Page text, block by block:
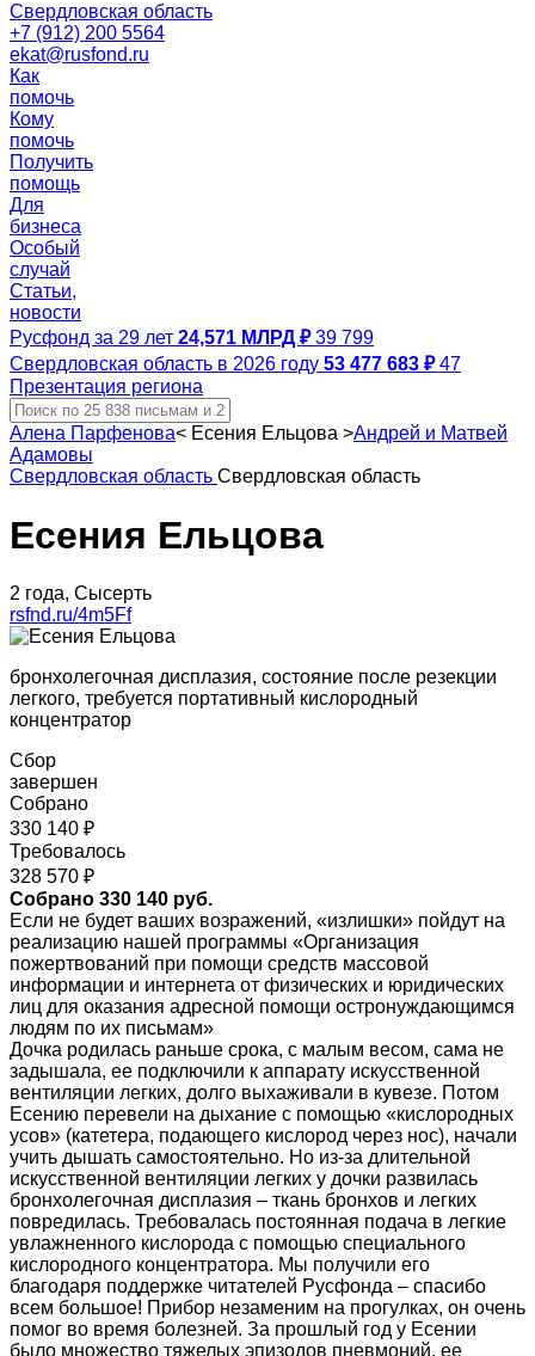
Свердловская область
+7 (912) 200 5564
ekat@rusfond.ru
Как
помочь
Кому
помочь
Получить
помощь
Для
бизнеса
Особый
случай
Статьи,
новости
Русфонд за 29 лет 24,571 МЛРД ₽ 39 799
Свердловская область в 2026 году 53 477 683 ₽ 47
Презентация региона
Алена Парфенова< Есения Ельцова >Андрей и Матвей
Адамовы
Свердловская область Свердловская область
Есения Ельцова
2 года, Сысерть
rsfnd.ru/4m5Ff
бронхолегочная дисплазия, состояние после резекции
легкого, требуется портативный кислородный
концентратор
Сбор
завершен
Собрано
330 140 ₽
Требовалось
328 570 ₽
Собрано 330 140 руб.
Если не будет ваших возражений, «излишки» пойдут на
реализацию нашей программы «Организация
пожертвований при помощи средств массовой
информации и интернета от физических и юридических
лиц для оказания адресной помощи остронуждающимся
людям по их письмам»
Дочка родилась раньше срока, с малым весом, сама не
задышала, ее подключили к аппарату искусственной
вентиляции легких, долго выхаживали в кувезе. Потом
Есению перевели на дыхание с помощью «кислородных
усов» (катетера, подающего кислород через нос), начали
учить дышать самостоятельно. Но из-за длительной
искусственной вентиляции легких у дочки развилась
бронхолегочная дисплазия – ткань бронхов и легких
повредилась. Требовалась постоянная подача в легкие
увлажненного кислорода с помощью специального
кислородного концентратора. Мы получили его
благодаря поддержке читателей Русфонда – спасибо
всем большое! Прибор незаменим на прогулках, он очень
помог во время болезней. За прошлый год у Есении
было множество тяжелых эпизодов пневмоний, ее